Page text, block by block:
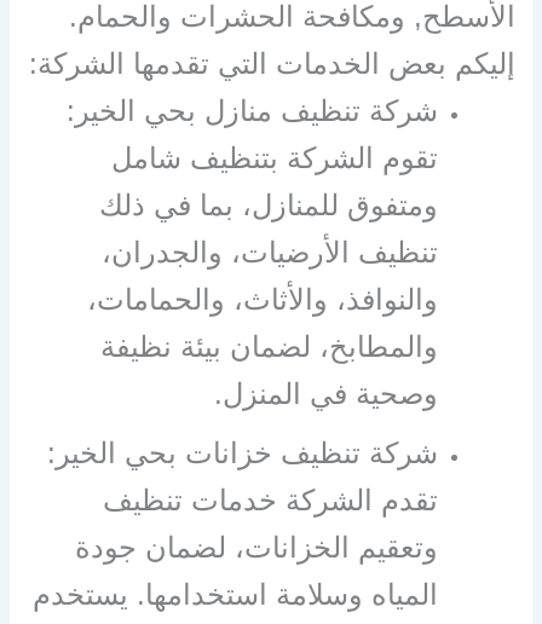
الأسطح, ومكافحة الحشرات والحمام.
إليكم بعض الخدمات التي تقدمها الشركة:
شركة تنظيف منازل بحي الخير:
تقوم الشركة بتنظيف شامل
ومتفوق للمنازل، بما في ذلك
تنظيف الأرضيات، والجدران،
والنوافذ، والأثاث، والحمامات،
والمطابخ، لضمان بيئة نظيفة
وصحية في المنزل.
شركة تنظيف خزانات بحي الخير:
تقدم الشركة خدمات تنظيف
وتعقيم الخزانات، لضمان جودة
المياه وسلامة استخدامها. يستخدم